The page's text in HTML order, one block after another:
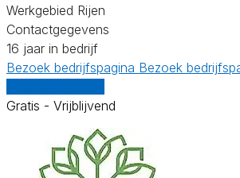
Werkgebied Rijen
Contactgegevens
16 jaar in bedrijf
Bezoek bedrijfspagina Bezoek
Gratis - Vrijblijvend